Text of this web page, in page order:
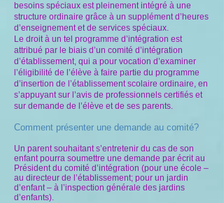
besoins spéciaux est pleinement intégré à une
structure ordinaire grâce à un supplément d’heures
d’enseignement et de services spéciaux.
Le droit à un tel programme d’intégration est
attribué par le biais d’un comité d’intégration
d’établissement, qui a pour vocation d’examiner
l’éligibilité de l’élève à faire partie du programme
d’insertion de l’établissement scolaire ordinaire, en
s’appuyant sur l’avis de professionnels certifiés et
sur demande de l’élève et de ses parents.
Comment présenter une demande au comité?
Un parent souhaitant s’entretenir du cas de son
enfant pourra soumettre une demande par écrit au
Président du comité d’intégration (pour une école –
au directeur de l’établissement; pour un jardin
d’enfant – à l’inspection générale des jardins
d’enfants).